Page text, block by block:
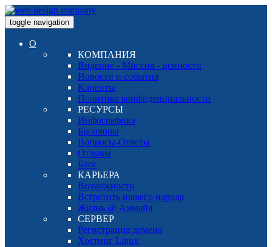
toggle navigation
О
КОМПАНИЯ
Видение - Миссия - ценности
Новости и события
Клиенты
Политика конфиденциальности
РЕСУРСЫ
Инфографика
Брошюры
Вопросы-Ответы
Отзывы
Блог
КАРЬЕРА
Возможности
Встретить нашего народа
Жизнь @ Аммайя
СЕРВЕР
Регистрация домена
Хостинг Linux.